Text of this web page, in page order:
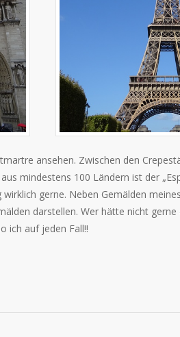
ansehen. Zwischen den
mindestens 100 Ländern ist der
gerne. Neben Gemälden
darstellen. Wer hätte nicht
ich auf jeden Fall!!